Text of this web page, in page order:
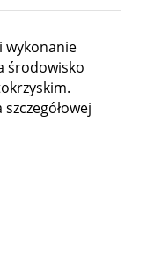
wykonanie
środowisko